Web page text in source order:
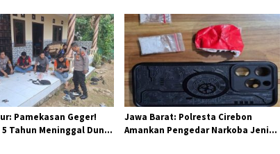
Integritas Aparatur Pendidikan dan
Birokrasi
Pamekasan Geger!
5 Tahun Meninggal Dunia
Jawa Barat: Polresta Cirebon
Amankan Pengedar Narkoba Jenis